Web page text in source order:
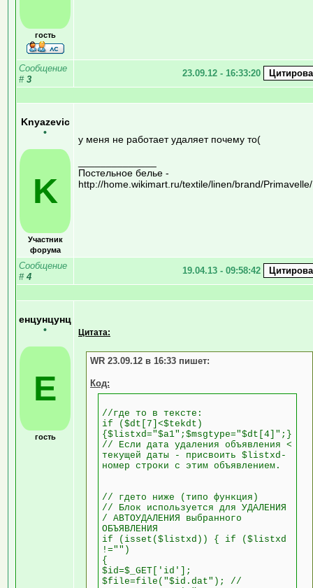
гость
Сообщение
# 3
23.09.12 - 16:33:20
Knyazevic
•
K
Участник
форума
у меня не работает удаляет почему то(
Постельное белье -
http://home.wikimart.ru/textile/linen/brand/Primavelle/
Сообщение
# 4
19.04.13 - 09:58:42
енцунцунц
•
Е
гость
Цитата:
WR 23.09.12 в 16:33 пишет:
Код:
//где то в тексте:
if ($dt[7]<$tekdt)
{$listxd="$a1";$msgtype="$dt[4]";}
// Если дата удаления объявления <
текущей даты - присвоить $listxd-
номер строки с этим объявлением.
// гдето ниже (типо функция)
// Блок используется для УДАЛЕНИЯ
/ АВТОУДАЛЕНИЯ выбранного
ОБЪЯВЛЕНИЯ
if (isset($listxd)) { if ($listxd
!="")
{
$id=$_GET['id'];
$file=file("$id.dat"); //